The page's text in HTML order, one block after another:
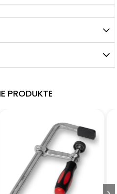
PRODUKTE